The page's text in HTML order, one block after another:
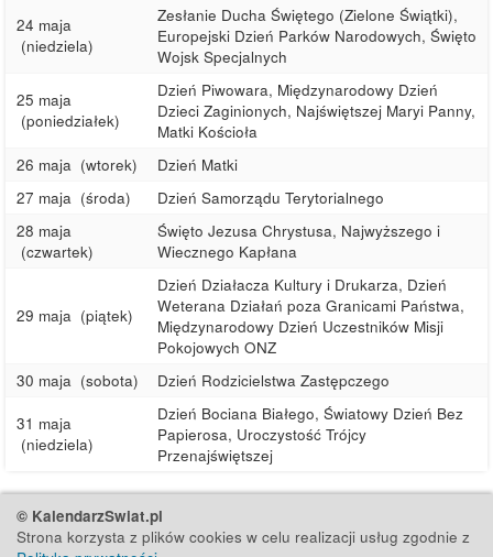
24 maja
(niedziela)
Zesłanie Ducha Świętego (Zielone Świątki),
Europejski Dzień Parków Narodowych, Święto
Wojsk Specjalnych
25 maja
(poniedziałek)
Dzień Piwowara, Międzynarodowy Dzień
Dzieci Zaginionych, Najświętszej Maryi Panny,
Matki Kościoła
26 maja (wtorek)
Dzień Matki
27 maja (środa)
Dzień Samorządu Terytorialnego
28 maja
(czwartek)
Święto Jezusa Chrystusa, Najwyższego i
Wiecznego Kapłana
29 maja (piątek)
Dzień Działacza Kultury i Drukarza, Dzień
Weterana Działań poza Granicami Państwa,
Międzynarodowy Dzień Uczestników Misji
Pokojowych ONZ
30 maja (sobota) Dzień Rodzicielstwa Zastępczego
31 maja
(niedziela)
Dzień Bociana Białego, Światowy Dzień Bez
Papierosa, Uroczystość Trójcy
Przenajświętszej
© KalendarzSwiat.pl
Strona korzysta z plików cookies w celu realizacji usług zgodnie z